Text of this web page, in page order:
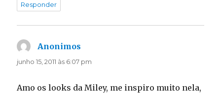
Responder
Anonimos
junho 15, 2011 às 6:07 pm
Amo os looks da Miley, me inspiro muito nela,